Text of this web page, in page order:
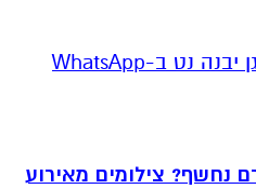
‏כדי לעקוב אחרי הערוץ גן יבנה נט ב-WhatsApp
נחשף? צילומים מאירוע